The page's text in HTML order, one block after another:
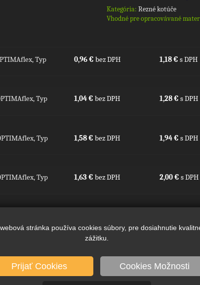
stránka používa cookies súbory, pre dosiahnutie
zážitku.
Prijať Cookies Cookies Možnosti
Kategória: Rezné kotúče
Vhodné pre opracovávané
Typ 0,96 € bez DPH 1,18 € s DPH
Typ 1,04 € bez DPH 1,28 € s DPH
Typ 1,58 € bez DPH 1,94 € s DPH
Typ 1,63 € bez DPH 2,00 € s DPH
Typ